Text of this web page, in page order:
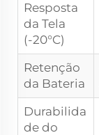
Resposta
da Tela
(-20°C)
Retenção
da Bateria
Durabilida
de do